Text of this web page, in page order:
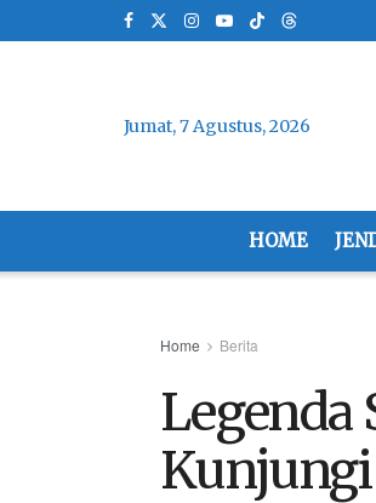
Jumat, 7 Agustus, 2026
HOME
Home Berita
Legenda